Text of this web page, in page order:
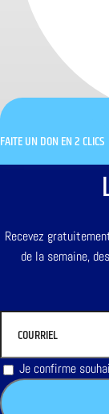
FAITE UN DON EN 2 CLICS
Recevez
de la semaine,
Je confirme